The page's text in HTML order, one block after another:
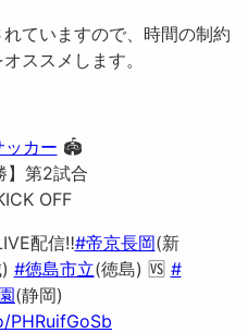
ていますので、時間の制約
ススメします。
カー 🏟️
】第2試合
OFF
配信‼️#帝京長岡(新
#徳島市立(徳島) 🆚 #
(静岡)